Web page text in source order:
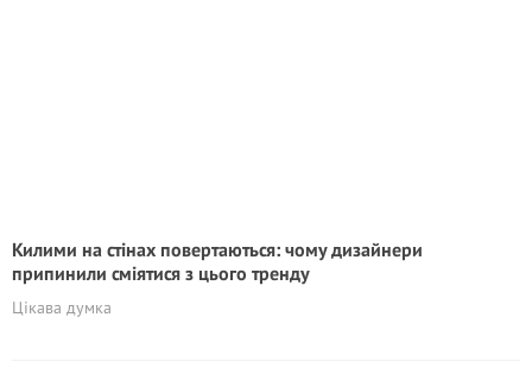
Килими на стінах повертаються: чому дизайнери
припинили сміятися з цього тренду
Цікава думка